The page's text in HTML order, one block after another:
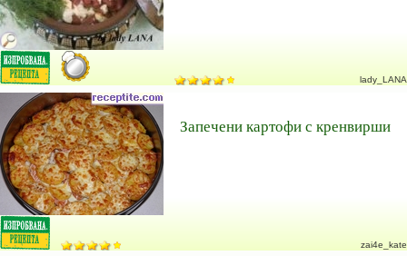
lady_LANA
Запечени картофи с кренвирши
zai4e_kate